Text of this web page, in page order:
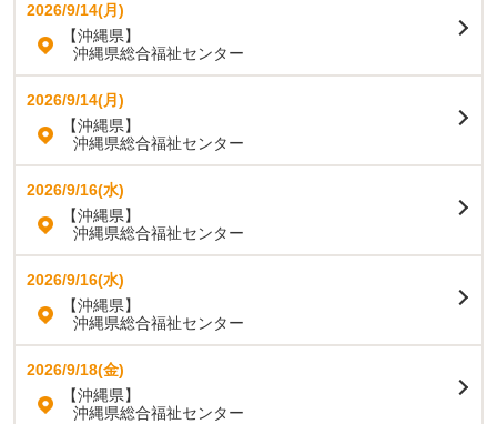
2026/9/14(月)
【沖縄県】
沖縄県総合福祉センター
2026/9/14(月)
【沖縄県】
沖縄県総合福祉センター
2026/9/16(水)
【沖縄県】
沖縄県総合福祉センター
2026/9/16(水)
【沖縄県】
沖縄県総合福祉センター
2026/9/18(金)
【沖縄県】
沖縄県総合福祉センター